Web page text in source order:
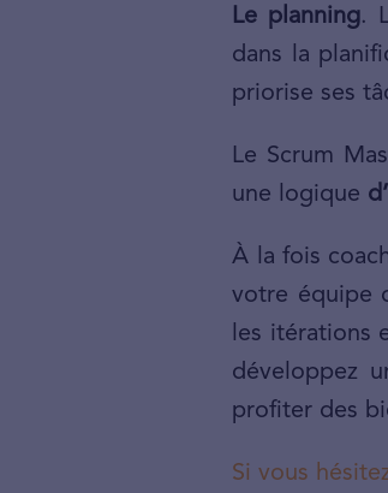
Le planning.
dans la
priorise ses
Le Scrum
une logique
À la fois
votre équipe
les itérations
développez
profiter des
Si vous